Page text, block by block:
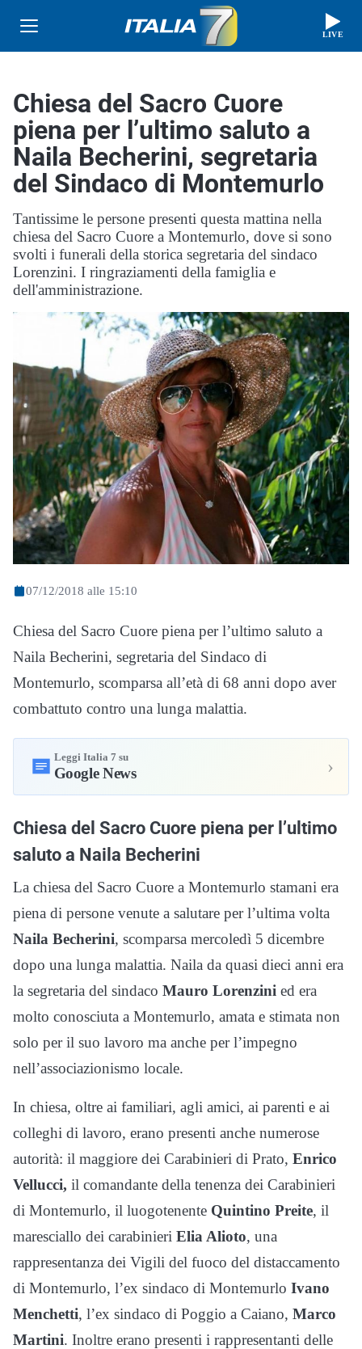
LIVE
Chiesa del Sacro Cuore
piena per l’ultimo saluto a
Naila Becherini, segretaria
del Sindaco di Montemurlo
Tantissime le persone presenti questa mattina nella
chiesa del Sacro Cuore a Montemurlo, dove si sono
svolti i funerali della storica segretaria del sindaco
Lorenzini. I ringraziamenti della famiglia e
dell'amministrazione.
07/12/2018 alle 15:10
Chiesa del Sacro Cuore piena per l’ultimo saluto a
Naila Becherini, segretaria del Sindaco di
Montemurlo, scomparsa all’età di 68 anni dopo aver
combattuto contro una lunga malattia.
Leggi Italia 7 su
Google News ›
Chiesa del Sacro Cuore piena per l’ultimo
saluto a Naila Becherini
La chiesa del Sacro Cuore a Montemurlo stamani era
piena di persone venute a salutare per l’ultima volta
Naila Becherini, scomparsa mercoledì 5 dicembre
dopo una lunga malattia. Naila da quasi dieci anni era
la segretaria del sindaco Mauro Lorenzini ed era
molto conosciuta a Montemurlo, amata e stimata non
solo per il suo lavoro ma anche per l’impegno
nell’associazionismo locale.
In chiesa, oltre ai familiari, agli amici, ai parenti e ai
colleghi di lavoro, erano presenti anche numerose
autorità: il maggiore dei Carabinieri di Prato, Enrico
Vellucci, il comandante della tenenza dei Carabinieri
di Montemurlo, il luogotenente Quintino Preite, il
maresciallo dei carabinieri Elia Alioto, una
rappresentanza dei Vigili del fuoco del distaccamento
di Montemurlo, l’ex sindaco di Montemurlo Ivano
Menchetti, l’ex sindaco di Poggio a Caiano, Marco
Martini. Inoltre erano presenti i rappresentanti delle